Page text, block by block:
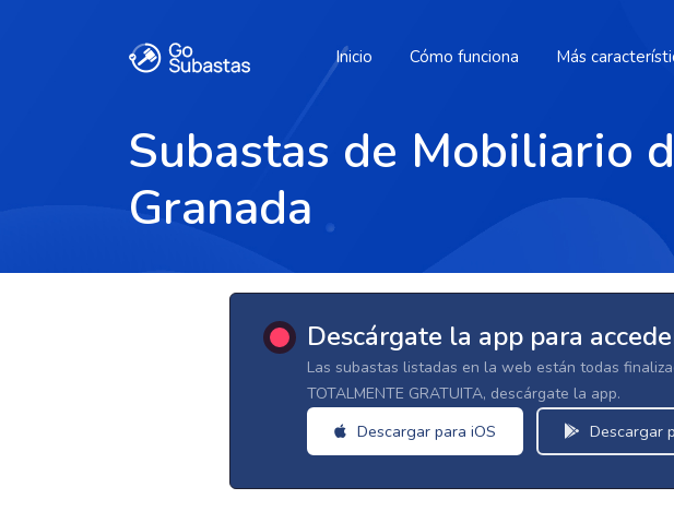
Inicio Cómo funciona Más
Subastas de Mobiliario
Granada
Descárgate la app para
Las subastas listadas en la web están todas
TOTALMENTE GRATUITA, descárgate la app.
Descargar para iOS Descargar